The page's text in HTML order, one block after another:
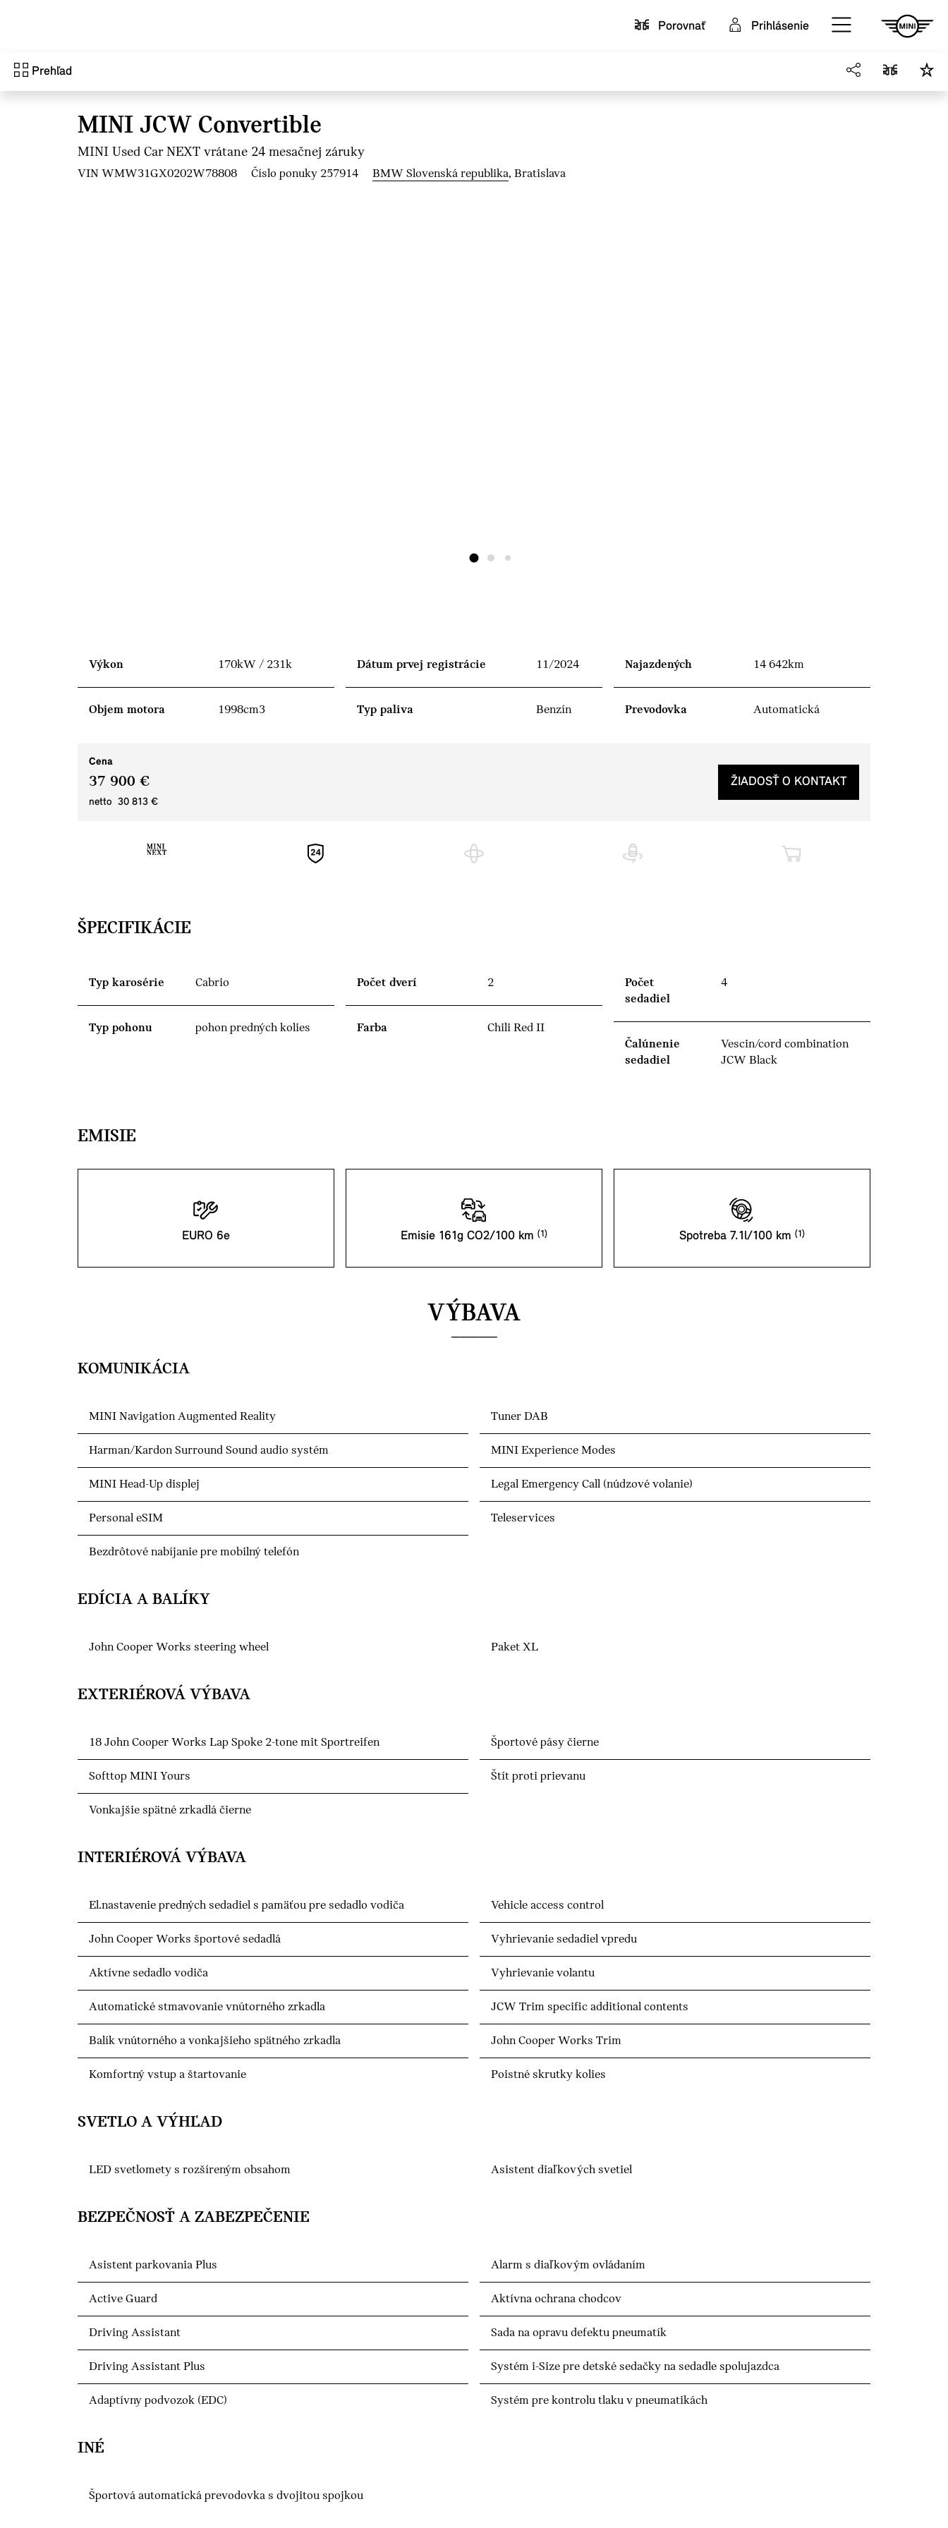
Porovnať
Prihlásenie
Prehľad
MINI JCW Convertible
MINI Used Car NEXT vrátane 24 mesačnej záruky
VIN WMW31GX0202W78808 Číslo ponuky 257914 BMW Slovenská republika, Bratislava
Výkon 170kW / 231k
Objem motora 1998cm3
Dátum prvej registrácie 11/2024
Typ paliva Benzín
Najazdených 14 642km
Prevodovka Automatická
Cena
37 900 €
netto 30 813 €
ŽIADOSŤ O KONTAKT
ŠPECIFIKÁCIE
Typ karosérie Cabrio
Typ pohonu pohon predných kolies
Počet dverí 2
Farba Chili Red II
Počet
sedadiel
4
Čalúnenie
sedadiel
Vescin/cord combination
JCW Black
EMISIE
EURO 6e Emisie 161g CO2/100 km Spotreba 7.1l/100 km
VÝBAVA
KOMUNIKÁCIA
MINI Navigation Augmented Reality
Harman/Kardon Surround Sound audio systém
MINI Head-Up displej
Personal eSIM
Bezdrôtové nabíjanie pre mobilný telefón
Tuner DAB
MINI Experience Modes
Legal Emergency Call (núdzové volanie)
Teleservices
EDÍCIA A BALÍKY
John Cooper Works steering wheel Paket XL
EXTERIÉROVÁ VÝBAVA
18 John Cooper Works Lap Spoke 2-tone mit Sportreifen
Softtop MINI Yours
Vonkajšie spätné zrkadlá čierne
Športové pásy čierne
Štít proti prievanu
INTERIÉROVÁ VÝBAVA
El.nastavenie predných sedadiel s pamäťou pre sedadlo vodiča
John Cooper Works športové sedadlá
Aktívne sedadlo vodiča
Automatické stmavovanie vnútorného zrkadla
Balík vnútorného a vonkajšieho spätného zrkadla
Komfortný vstup a štartovanie
Vehicle access control
Vyhrievanie sedadiel vpredu
Vyhrievanie volantu
JCW Trim specific additional contents
John Cooper Works Trim
Poistné skrutky kolies
SVETLO A VÝHĽAD
LED svetlomety s rozšíreným obsahom Asistent diaľkových svetiel
BEZPEČNOSŤ A ZABEZPEČENIE
Asistent parkovania Plus
Active Guard
Driving Assistant
Driving Assistant Plus
Adaptívny podvozok (EDC)
Alarm s diaľkovým ovládaním
Aktívna ochrana chodcov
Sada na opravu defektu pneumatík
Systém i-Size pre detské sedačky na sedadle spolujazdca
Systém pre kontrolu tlaku v pneumatikách
INÉ
Športová automatická prevodovka s dvojitou spojkou